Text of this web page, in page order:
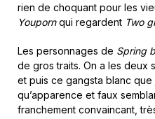
rien de choquant pour les
Youpornqui regardent Two
Les personnages de Spring
de gros traits. On a les deux
et puis ce gangsta blanc que
qu’apparence et faux
franchement convaincant,